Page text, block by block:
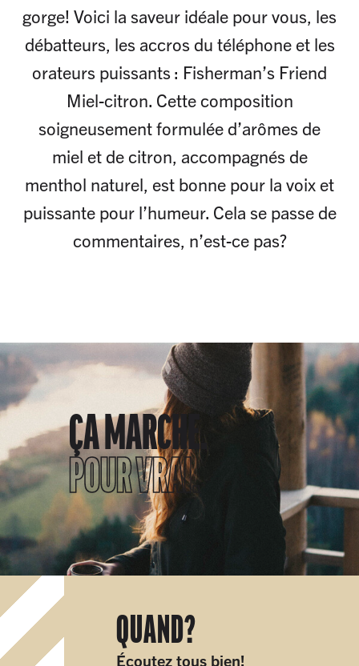
gorge! Voici la saveur idéale pour vous, les
débatteurs, les accros du téléphone et les
orateurs puissants : Fisherman’s Friend
Miel-citron. Cette composition
soigneusement formulée d’arômes de
miel et de citron, accompagnés de
menthol naturel, est bonne pour la voix et
puissante pour l’humeur. Cela se passe de
commentaires, n’est-ce pas?
ÇA MARCHE.
POUR VRAI.
QUAND?
Écoutez tous bien!